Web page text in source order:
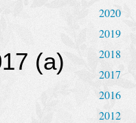
(a)
2020
2019
2018
2017
2016
2012